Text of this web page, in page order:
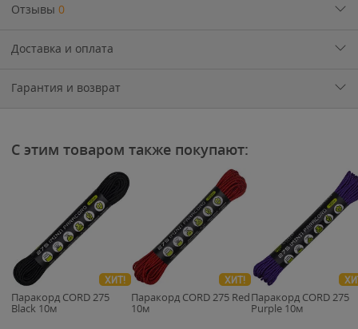
Отзывы 0
Доставка и оплата
Гарантия и возврат
С этим товаром также покупают:
ХИТ!
Паракорд CORD 275
Black 10м
ХИТ!
Паракорд CORD 275 Red
10м
Паракорд CORD 275
Purple 10м